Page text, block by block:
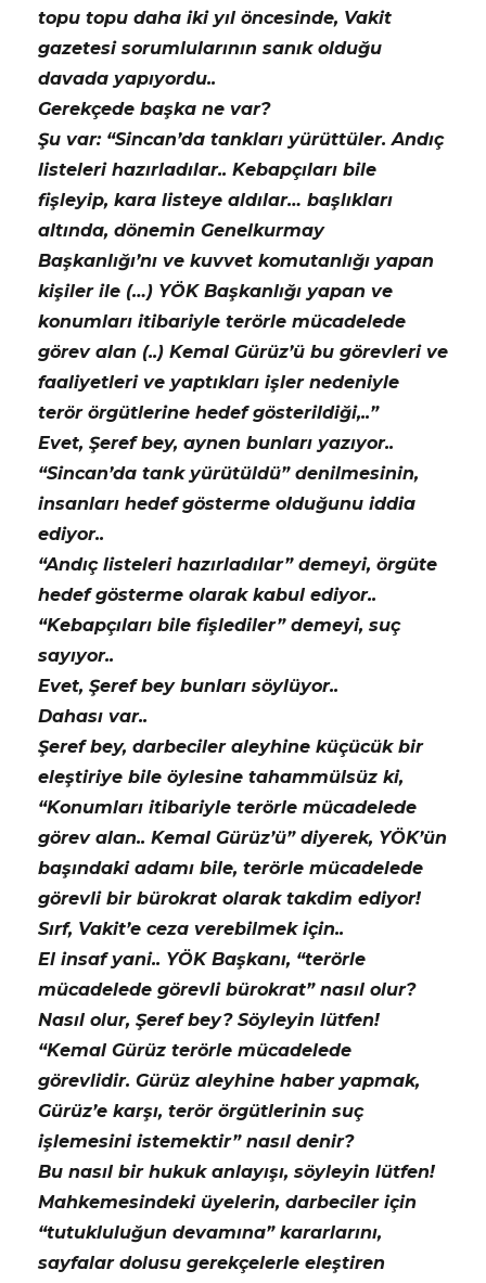
topu topu daha iki yıl öncesinde, Vakit
gazetesi sorumlularının sanık olduğu
davada yapıyordu..
Gerekçede başka ne var?
Şu var: “Sincan’da tankları yürüttüler. Andıç
listeleri hazırladılar.. Kebapçıları bile
fişleyip, kara listeye aldılar… başlıkları
altında, dönemin Genelkurmay
Başkanlığı’nı ve kuvvet komutanlığı yapan
kişiler ile (…) YÖK Başkanlığı yapan ve
konumları itibariyle terörle mücadelede
görev alan (..) Kemal Gürüz’ü bu görevleri ve
faaliyetleri ve yaptıkları işler nedeniyle
terör örgütlerine hedef gösterildiği,..”
Evet, Şeref bey, aynen bunları yazıyor..
“Sincan’da tank yürütüldü” denilmesinin,
insanları hedef gösterme olduğunu iddia
ediyor..
“Andıç listeleri hazırladılar” demeyi, örgüte
hedef gösterme olarak kabul ediyor..
“Kebapçıları bile fişlediler” demeyi, suç
sayıyor..
Evet, Şeref bey bunları söylüyor..
Dahası var..
Şeref bey, darbeciler aleyhine küçücük bir
eleştiriye bile öylesine tahammülsüz ki,
“Konumları itibariyle terörle mücadelede
görev alan.. Kemal Gürüz’ü” diyerek, YÖK’ün
başındaki adamı bile, terörle mücadelede
görevli bir bürokrat olarak takdim ediyor!
Sırf, Vakit’e ceza verebilmek için..
El insaf yani.. YÖK Başkanı, “terörle
mücadelede görevli bürokrat” nasıl olur?
Nasıl olur, Şeref bey? Söyleyin lütfen!
“Kemal Gürüz terörle mücadelede
görevlidir. Gürüz aleyhine haber yapmak,
Gürüz’e karşı, terör örgütlerinin suç
işlemesini istemektir” nasıl denir?
Bu nasıl bir hukuk anlayışı, söyleyin lütfen!
Mahkemesindeki üyelerin, darbeciler için
“tutukluluğun devamına” kararlarını,
sayfalar dolusu gerekçelerle eleştiren